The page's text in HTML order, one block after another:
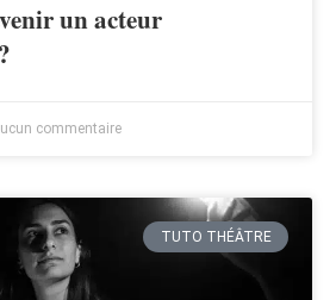
un acteur
commentaire
TUTO THÉÂTRE